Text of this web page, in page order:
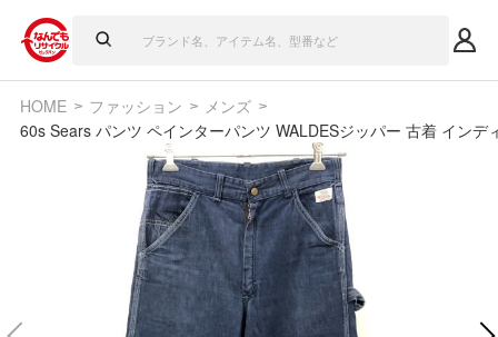
HOME ファッション
メンズ
60s Sears パンツ ペインターパンツ WALDESジッパー 古着 インデ